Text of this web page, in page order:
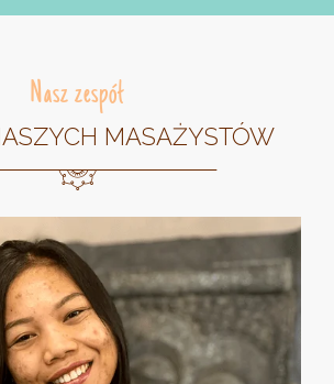
Nasz zespół
MASAŻYSTÓW